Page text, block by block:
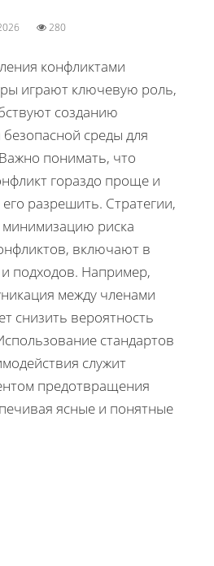
2026 280
конфликтами
играют ключевую роль,
созданию
среды для
понимать, что
гораздо проще и
разрешить. Стратегии,
риска
включают в
подходов. Например,
между членами
снизить вероятность
стандартов
служит
предотвращения
ясные и понятные